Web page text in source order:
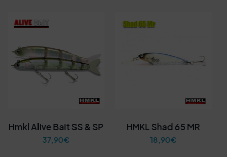
Hmkl Alive Bait SS & SP
37,90€
HMKL Shad 65 MR
18,90€